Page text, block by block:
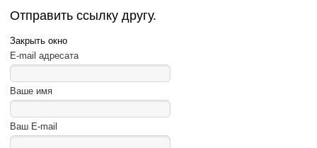
Отправить ссылку другу.
Закрыть окно
E-mail адресата
Ваше имя
Ваш E-mail